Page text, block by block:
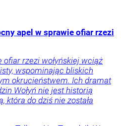
apel w sprawie ofiar rzezi
ofiar rzezi wołyńskiej wciąż
wspominając bliskich
okrucieństwem. Ich dramat
Wołyń nie jest historią
która do dziś nie została